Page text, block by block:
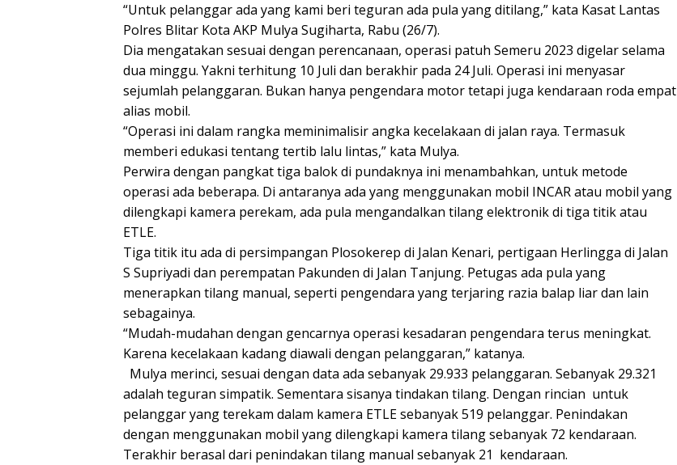
“Untuk pelanggar ada yang kami beri teguran ada pula yang ditilang,” kata Kasat Lantas
Polres Blitar Kota AKP Mulya Sugiharta, Rabu (26/7).
Dia mengatakan sesuai dengan perencanaan, operasi patuh Semeru 2023 digelar selama
dua minggu. Yakni terhitung 10 Juli dan berakhir pada 24 Juli. Operasi ini menyasar
sejumlah pelanggaran. Bukan hanya pengendara motor tetapi juga kendaraan roda empat
alias mobil.
“Operasi ini dalam rangka meminimalisir angka kecelakaan di jalan raya. Termasuk
memberi edukasi tentang tertib lalu lintas,” kata Mulya.
Perwira dengan pangkat tiga balok di pundaknya ini menambahkan, untuk metode
operasi ada beberapa. Di antaranya ada yang menggunakan mobil INCAR atau mobil yang
dilengkapi kamera perekam, ada pula mengandalkan tilang elektronik di tiga titik atau
ETLE.
Tiga titik itu ada di persimpangan Plosokerep di Jalan Kenari, pertigaan Herlingga di Jalan
S Supriyadi dan perempatan Pakunden di Jalan Tanjung. Petugas ada pula yang
menerapkan tilang manual, seperti pengendara yang terjaring razia balap liar dan lain
sebagainya.
“Mudah-mudahan dengan gencarnya operasi kesadaran pengendara terus meningkat.
Karena kecelakaan kadang diawali dengan pelanggaran,” katanya.
Mulya merinci, sesuai dengan data ada sebanyak 29.933 pelanggaran. Sebanyak 29.321
adalah teguran simpatik. Sementara sisanya tindakan tilang. Dengan rincian untuk
pelanggar yang terekam dalam kamera ETLE sebanyak 519 pelanggar. Penindakan
dengan menggunakan mobil yang dilengkapi kamera tilang sebanyak 72 kendaraan.
Terakhir berasal dari penindakan tilang manual sebanyak 21 kendaraan.